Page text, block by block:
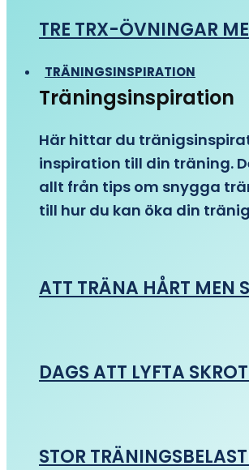
TRE TRX-ÖVNINGAR
TRÄNINGSINSPIRATION
Träningsinspiration
Här hittar du
inspiration till din träning.
allt från tips om snygga
till hur du kan öka din
ATT TRÄNA HÅRT MEN
DAGS ATT LYFTA
STOR